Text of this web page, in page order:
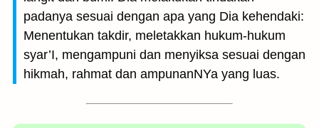
padanya sesuai dengan apa yang Dia kehendaki:
Menentukan takdir, meletakkan hukum-hukum
syar’I, mengampuni dan menyiksa sesuai dengan
hikmah, rahmat dan ampunanNYa yang luas.